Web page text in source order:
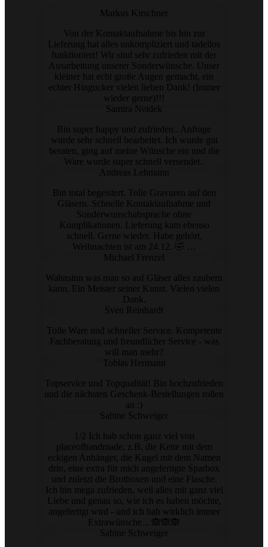
Markus Kirschner
Von der Kontaktaufnahme bis hin zur
Lieferung hat alles unkompliziert und tadellos
funktioniert! Wir sind sehr zufrieden mit der
Ausarbeitung unserer Sonderwünsche. Unser
kleiner hat echt große Augen gemacht, ein
echter Hingucker vielen lieben Dank! (Immer
wieder gerne)!!!
Samira Neidek
Bin super happy und zufrieden.. Anfrage
wurde sehr schnell bearbeitet. Ich wurde gut
beraten, ging auf meine Wünsche ein und die
Ware wurde super schnell versendet..
Andreas Lehmann
Bin total begeistert. Tolle Gravuren auf den
Gläsern. Schnelle Kontaktaufnahme und
Sonderwunschabsprache ohne
Komplikationen. Lieferung kam ebenso
schnell. Gerne wieder. Habe gehört,
Weihnachten ist am 24.12. 🤣 …
Michael Frenzel
Wahnsinn was man so auf Gläser alles zaubern
kann. Ein Meister seiner Kunst. Vielen vielen
Dank.
Sven Reinhardt
Tolle Ware und schneller Service. Kompetente
Fachberatung und freundlicher Service - was
will man mehr?
Tobias Hermann
Topservice und Topqualität! Bin hochzufrieden
und die nächsten Geschenk-Bestellungen rollen
an :)
Sabine Schweiger
1/2 Ich hab schon ganz viel von
placeofhandmade, z.B. die Kette mit dem
eckigen Anhänger, die Kugel mit dem Namen
drin, eine extra für mich angefertigte Sparbox
und zuletzt die Brotboxen und eine Flasche.
Ich bin mega zufrieden, weil alles mit ganz viel
Liebe und genau so, wie ich es haben möchte,
angefertigt wird - und ich hab wirklich immer
Extrawünsche... 🙈🙈🙈
Sabine Schweiger